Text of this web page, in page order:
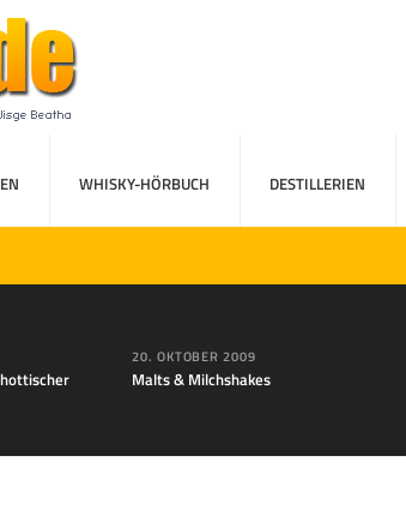
WHISKY-HÖRBUCH DESTILLERIEN
20. OKTOBER 2009
Malts & Milchshakes